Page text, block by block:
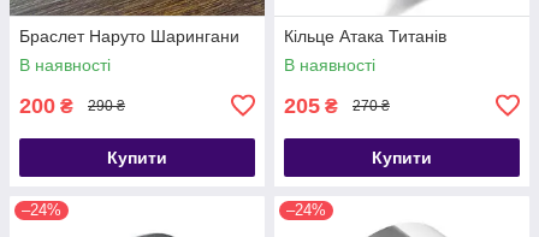
Браслет Наруто Шарингани
В наявності
200 ₴ 290 ₴
Купити
Кільце Атака Титанів
В наявності
205 ₴ 270 ₴
Купити
–24% –24%